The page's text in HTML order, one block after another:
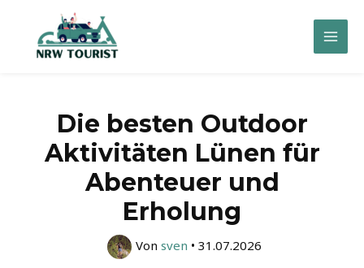
springen
Main
Die besten Outdoor
Aktivitäten Lünen für
Abenteuer und
Erholung
Von sven • 31.07.2026